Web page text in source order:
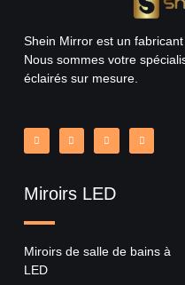
Shein Mirror est un
Nous sommes votre
éclairés sur mesure.
Miroirs LED
Miroirs de salle de bains à
LED